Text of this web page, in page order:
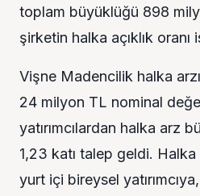
toplam büyüklüğü 898
şirketin halka açıklık
Vişne Madencilik halka
24 milyon TL nominal
yatırımcılardan halka arz
1,23 katı talep geldi.
yurt içi bireysel